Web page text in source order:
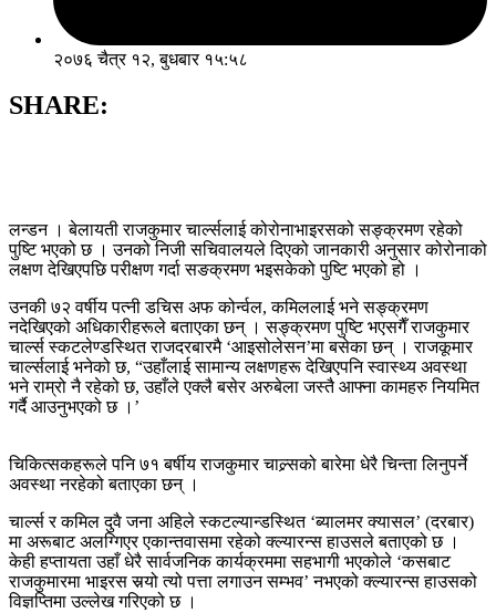
२०७६ चैत्र १२, बुधबार १५:५८
SHARE:
लन्डन । बेलायती राजकुमार चार्ल्सलाई कोरोनाभाइरसको सङ्क्रमण रहेको
पुष्टि भएको छ । उनको निजी सचिवालयले दिएको जानकारी अनुसार कोरोनाको
लक्षण देखिएपछि परीक्षण गर्दा सङक्रमण भइसकेको पुष्टि भएको हो ।
उनकी ७२ वर्षीय पत्नी डचिस अफ कोर्न्वल, कमिललाई भने सङ्क्रमण
नदेखिएको अधिकारीहरूले बताएका छन् । सङ्क्रमण पुष्टि भएसगैँ राजकुमार
चार्ल्स स्कटलेण्डस्थित राजदरबारमै ‘आइसोलेसन’मा बसेका छन् । राजकूमार
चार्ल्सलाई भनेको छ, “उहाँलाई सामान्य लक्षणहरू देखिएपनि स्वास्थ्य अवस्था
भने राम्रो नै रहेको छ, उहाँले एक्लै बसेर अरुबेला जस्तै आफ्ना कामहरु नियमित
गर्दै आउनुभएको छ ।’
चिकित्सकहरूले पनि ७१ बर्षीय राजकुमार चाल्र्सको बारेमा धेरै चिन्ता लिनुपर्ने
अवस्था नरहेको बताएका छन् ।
चार्ल्स र कमिल दुवै जना अहिले स्कटल्यान्डस्थित ‘ब्यालमर क्यासल’ (दरबार)
मा अरूबाट अलग्गिएर एकान्तवासमा रहेको क्ल्यारन्स हाउसले बताएको छ ।
केही हप्तायता उहाँ धेरै सार्वजनिक कार्यक्रममा सहभागी भएकोले ‘कसबाट
राजकुमारमा भाइरस सर्‍यो त्यो पत्ता लगाउन सम्भव’ नभएको क्ल्यारन्स हाउसको
विज्ञप्तिमा उल्लेख गरिएको छ ।